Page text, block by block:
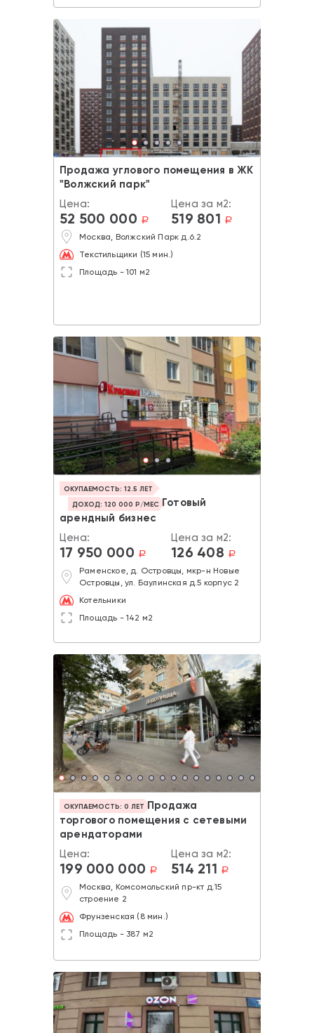
Продажа углового помещения в ЖК
"Волжский парк"
Цена:
52 500 000 a
Цена за м2:
519 801 a
Москва, Волжский Парк д.6.2
Текстильщики (15 мин.)
Площадь - 101 м2
ОКУПАЕМОСТЬ: 12.5 ЛЕТ
ДОХОД: 120 000 Р/МЕС Готовый
арендный бизнес
Цена:
17 950 000 a
Цена за м2:
126 408 a
Раменское, д. Островцы, мкр-н Новые
Островцы, ул. Баулинская д.5 корпус 2
Котельники
Площадь - 142 м2
ОКУПАЕМОСТЬ: 0 ЛЕТ Продажа
торгового помещения с сетевыми
арендаторами
Цена:
199 000 000 a
Цена за м2:
514 211 a
Москва, Комсомольский пр-кт д.15
строение 2
Фрунзенская (8 мин.)
Площадь - 387 м2